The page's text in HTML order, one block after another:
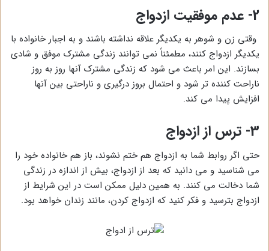
2- عدم موفقیت ازدواج
وقتی زن و شوهر به یکدیگر علاقه نداشته باشند و به اجبار خانواده با
یکدیگر ازدواج کنند، مطمئناً نمی توانند زندگی مشترک موفق و شادی
بسازند. این امر باعث می شود که زندگی مشترک آنها روز به روز
ناراحت کننده تر شود و احتمال بروز درگیری و ناراحتی بین آنها
افزایش پیدا می کند.
3- ترس از ازدواج
حتی اگر روابط شما به ازدواج هم ختم نشوند، باز هم خانواده خود را
می شناسید و می دانید که بعد از ازدواج، بیش از اندازه در زندگی
شما دخالت می کنند. به همین دلیل ممکن است در این شرایط از
ازدواج بترسید و فکر کنید که ازدواج کردن، مانند زندان خواهد بود.